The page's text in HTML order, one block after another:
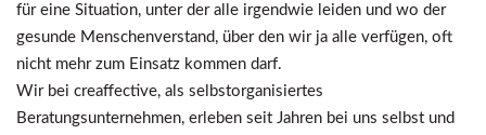
für eine Situation, unter der alle irgendwie leiden und wo der
gesunde Menschenverstand, über den wir ja alle verfügen, oft
nicht mehr zum Einsatz kommen darf.
Wir bei creaffective, als selbstorganisiertes
Beratungsunternehmen, erleben seit Jahren bei uns selbst und